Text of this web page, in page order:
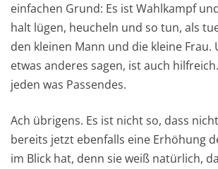
einfachen Grund: Es ist Wahlkampf
halt lügen, heucheln und so tun, als
den kleinen Mann und die kleine Frau.
etwas anderes sagen, ist auch
jeden was Passendes.
Ach übrigens. Es ist nicht so, dass
bereits jetzt ebenfalls eine Erhöhung
im Blick hat, denn sie weiß natürlich,